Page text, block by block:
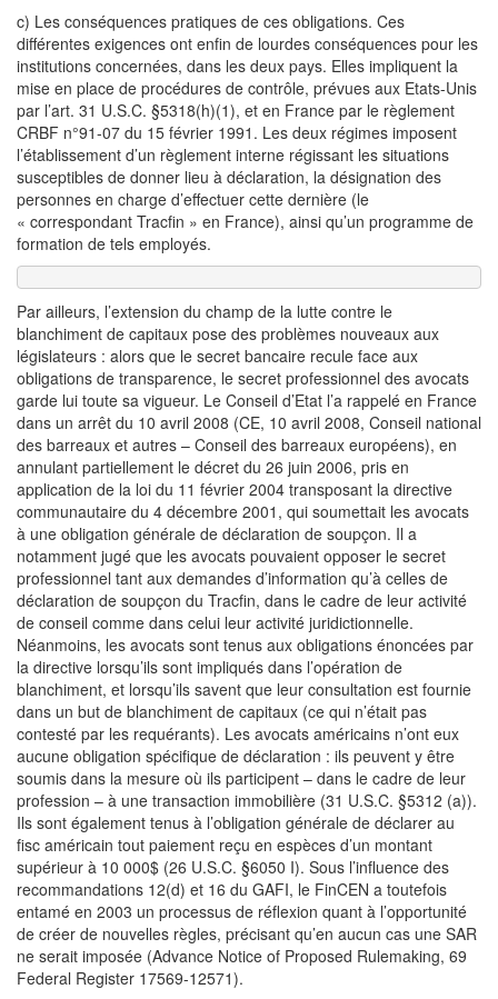
c) Les conséquences pratiques de ces obligations. Ces
différentes exigences ont enfin de lourdes conséquences pour les
institutions concernées, dans les deux pays. Elles impliquent la
mise en place de procédures de contrôle, prévues aux Etats-Unis
par l’art. 31 U.S.C. §5318(h)(1), et en France par le règlement
CRBF n°91-07 du 15 février 1991. Les deux régimes imposent
l’établissement d’un règlement interne régissant les situations
susceptibles de donner lieu à déclaration, la désignation des
personnes en charge d’effectuer cette dernière (le
« correspondant Tracfin » en France), ainsi qu’un programme de
formation de tels employés.
Par ailleurs, l’extension du champ de la lutte contre le
blanchiment de capitaux pose des problèmes nouveaux aux
législateurs : alors que le secret bancaire recule face aux
obligations de transparence, le secret professionnel des avocats
garde lui toute sa vigueur. Le Conseil d’Etat l’a rappelé en France
dans un arrêt du 10 avril 2008 (CE, 10 avril 2008, Conseil national
des barreaux et autres – Conseil des barreaux européens), en
annulant partiellement le décret du 26 juin 2006, pris en
application de la loi du 11 février 2004 transposant la directive
communautaire du 4 décembre 2001, qui soumettait les avocats
à une obligation générale de déclaration de soupçon. Il a
notamment jugé que les avocats pouvaient opposer le secret
professionnel tant aux demandes d’information qu’à celles de
déclaration de soupçon du Tracfin, dans le cadre de leur activité
de conseil comme dans celui leur activité juridictionnelle.
Néanmoins, les avocats sont tenus aux obligations énoncées par
la directive lorsqu’ils sont impliqués dans l’opération de
blanchiment, et lorsqu’ils savent que leur consultation est fournie
dans un but de blanchiment de capitaux (ce qui n’était pas
contesté par les requérants). Les avocats américains n’ont eux
aucune obligation spécifique de déclaration : ils peuvent y être
soumis dans la mesure où ils participent – dans le cadre de leur
profession – à une transaction immobilière (31 U.S.C. §5312 (a)).
Ils sont également tenus à l’obligation générale de déclarer au
fisc américain tout paiement reçu en espèces d’un montant
supérieur à 10 000$ (26 U.S.C. §6050 I). Sous l’influence des
recommandations 12(d) et 16 du GAFI, le FinCEN a toutefois
entamé en 2003 un processus de réflexion quant à l’opportunité
de créer de nouvelles règles, précisant qu’en aucun cas une SAR
ne serait imposée (Advance Notice of Proposed Rulemaking, 69
Federal Register 17569-12571).